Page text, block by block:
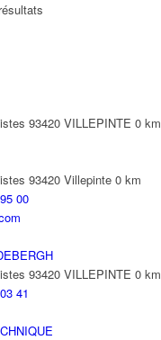
93420 VILLEPINTE
93420 VILLEPINTE 0 km
93420 Villepinte 0 km
00
93420 VILLEPINTE 0 km
41